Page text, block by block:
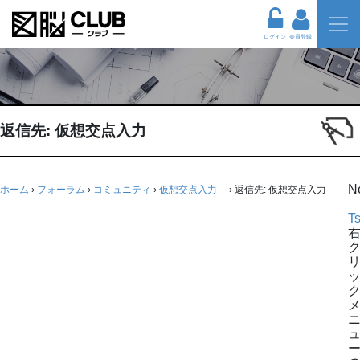
ログイン 会員登録
返信先: 仮想交点入力
ホーム › フォーラム › コミュニティ › 仮想交点入力 › 返信先: 仮想交点入力
右
ク
リ
ッ
ク
メ
ニ
ュ
ー